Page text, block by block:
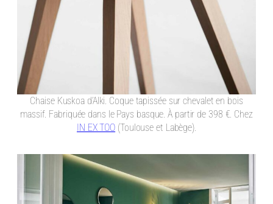
Chaise Kuskoa d’Alki. Coque tapissée sur chevalet en bois
massif. Fabriquée dans le Pays basque. À partir de 398 €. Chez
IN EX TOO (Toulouse et Labège).